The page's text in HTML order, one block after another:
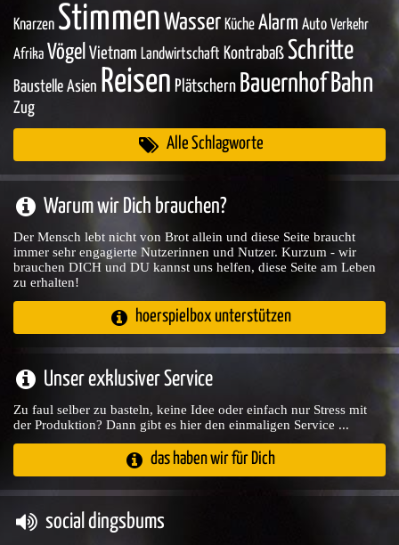
Knarzen StimmenWasser Küche Alarm Auto Verkehr
Afrika Vögel Vietnam Landwirtschaft Kontrabaß Schritte
Baustelle Asien Reisen Plätschern Bauernhof Bahn
Zug
Alle Schlagworte
Warum wir Dich brauchen?
Der Mensch lebt nicht von Brot allein und diese Seite braucht
immer sehr engagierte Nutzerinnen und Nutzer. Kurzum - wir
brauchen DICH und DU kannst uns helfen, diese Seite am Leben
zu erhalten!
hoerspielbox unterstützen
Unser exklusiver Service
Zu faul selber zu basteln, keine Idee oder einfach nur Stress mit
der Produktion? Dann gibt es hier den einmaligen Service ...
das haben wir für Dich
social dingsbums